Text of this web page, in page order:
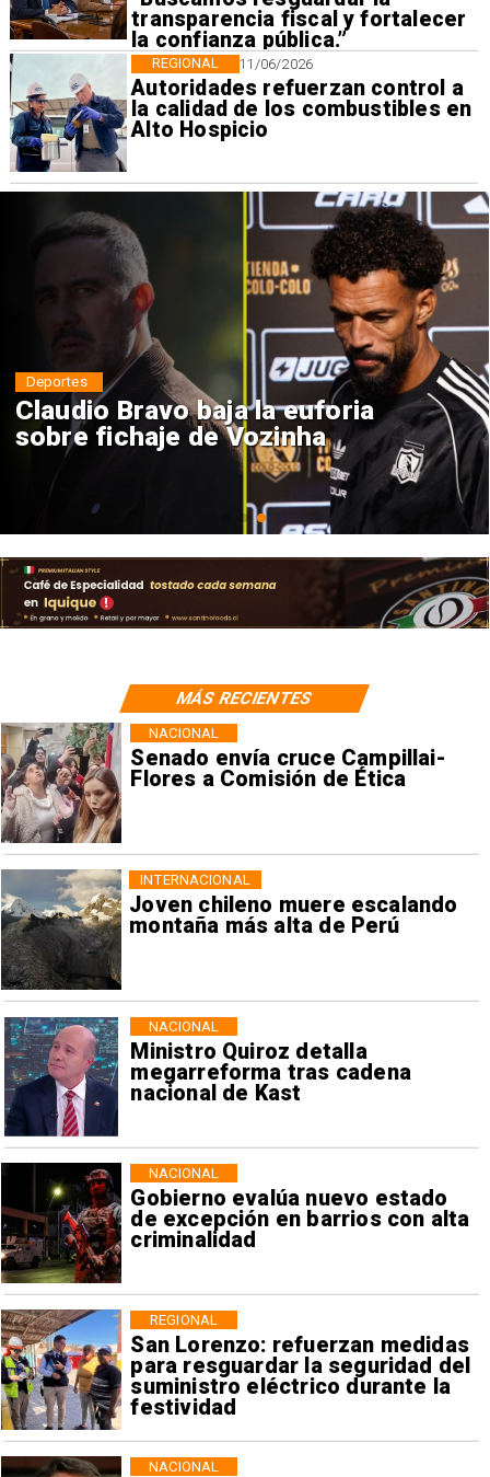
transparencia fiscal y fortalecer
la confianza pública.”
11/06/2026
Autoridades refuerzan control a
la calidad de los combustibles en
Alto Hospicio
REGIONAL
Claudio Bravo baja la euforia
sobre fichaje de Vozinha
Deportes
Senado envía cruce Campillai-
Flores a Comisión de Ética
NACIONAL
Joven chileno muere escalando
montaña más alta de Perú
INTERNACIONAL
Ministro Quiroz detalla
megarreforma tras cadena
nacional de Kast
NACIONAL
Gobierno evalúa nuevo estado
de excepción en barrios con alta
criminalidad
NACIONAL
San Lorenzo: refuerzan medidas
para resguardar la seguridad del
suministro eléctrico durante la
festividad
REGIONAL
NACIONAL
MÁS RECIENTES